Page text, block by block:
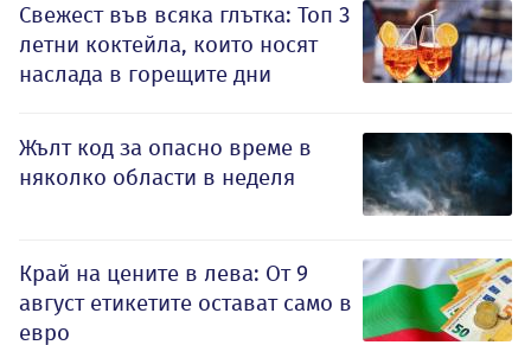
Свежест във всяка глътка: Топ 3
летни коктейла, които носят
наслада в горещите дни
Жълт код за опасно време в
няколко области в неделя
Край на цените в лева: От 9
август етикетите остават само в
евро